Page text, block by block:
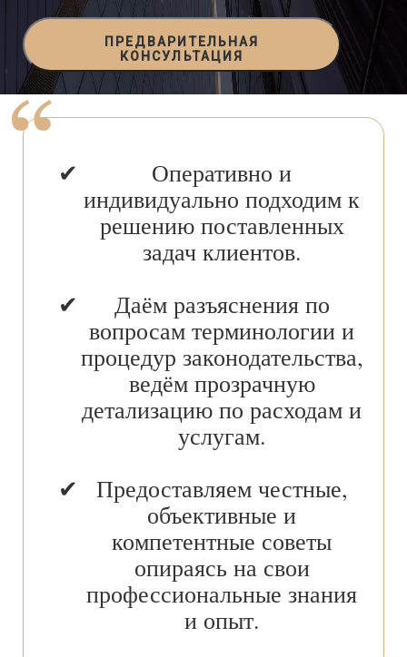
ПРЕДВАРИТЕЛЬНАЯ
КОНСУЛЬТАЦИЯ
Оперативно и
индивидуально подходим к
решению поставленных
задач клиентов.
Даём разъяснения по
вопросам терминологии и
процедур законодательства,
ведём прозрачную
детализацию по расходам и
услугам.
Предоставляем честные,
объективные и
компетентные советы
опираясь на свои
профессиональные знания
и опыт.